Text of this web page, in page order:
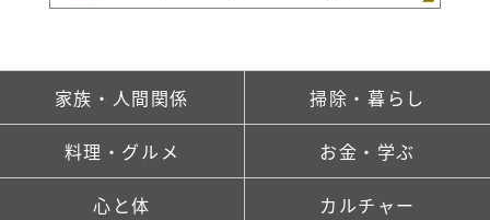
家族・人間関係 掃除・暮らし
料理・グルメ お金・学ぶ
心と体 カルチャー